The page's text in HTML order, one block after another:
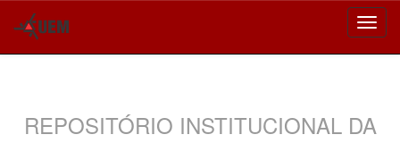
REPOSITÓRIO INSTITUCIONAL DA